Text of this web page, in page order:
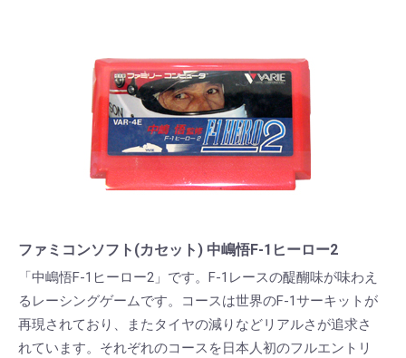
ファミコンソフト(カセット) 中嶋悟F-1ヒーロー2
「中嶋悟F-1ヒーロー2」です。F-1レースの醍醐味が味わえ
るレーシングゲームです。コースは世界のF-1サーキットが
再現されており、またタイヤの減りなどリアルさが追求さ
れています。それぞれのコースを日本人初のフルエントリ